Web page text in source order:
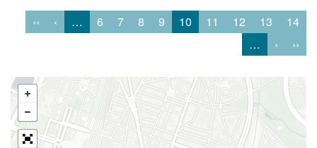
‹‹ ‹ … 6 7 8 9 10 11 12 13
14
…
› ››